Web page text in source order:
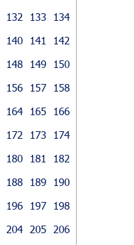
132 133
134
140 141
142
148 149
150
156 157
158
164 165
166
172 173
174
180 181
182
188 189
190
196 197
198
204 205
206